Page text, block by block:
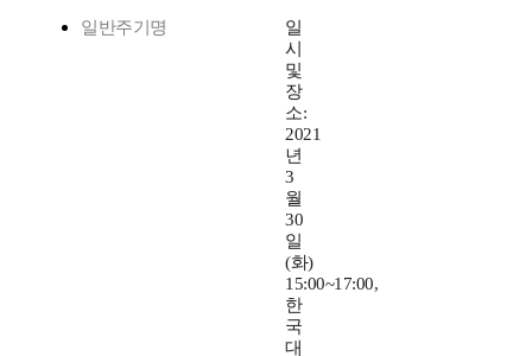
일반주기명
일
시
및
장
소:
2021
년
3
월
30
일
(화)
15:00~17:00,
한
국
대